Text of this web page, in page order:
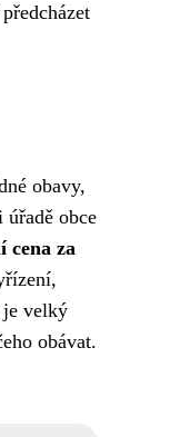
obavy,
úřadě obce
cena za
je velký
obávat.